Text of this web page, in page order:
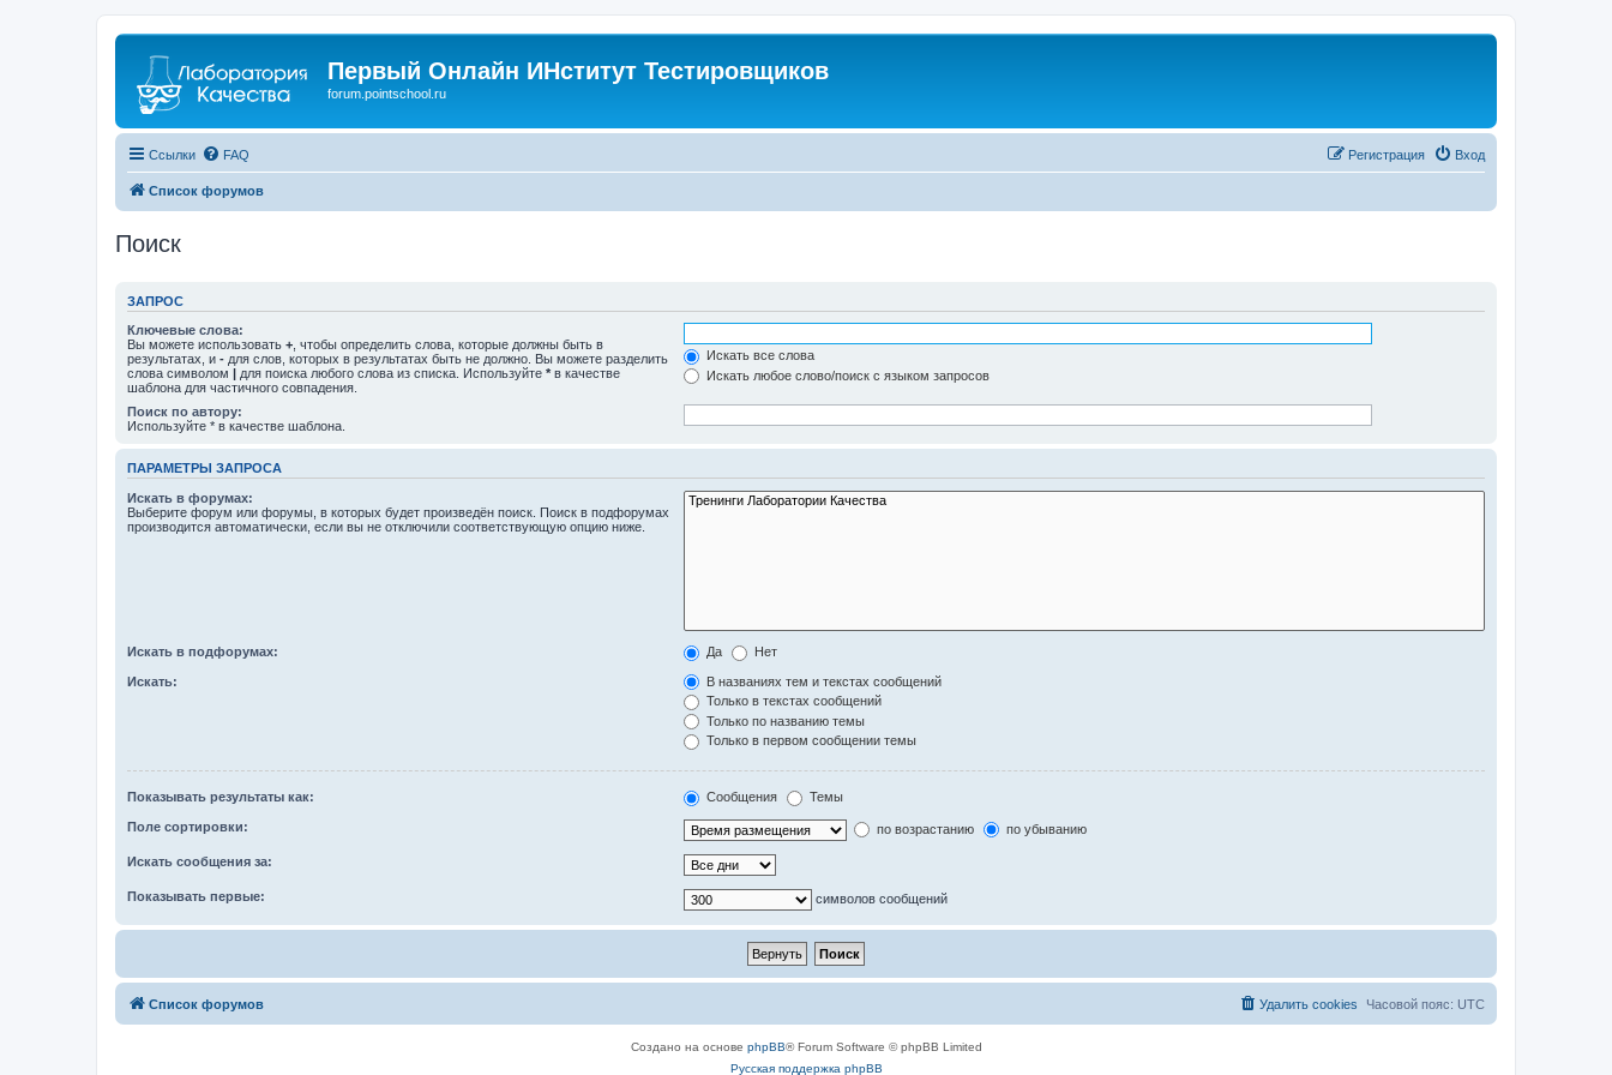
Первый Онлайн ИНститут Тестировщиков
forum.pointschool.ru
Ссылки FAQ Вход
Регистрация
Список форумов
Поиск
ЗАПРОС
Ключевые слова:
Вы можете использовать + , чтобы определить слова, которые должны быть в
результатах, и - для слов, которых в результатах быть не должно. Вы можете разделить
слова символом | для поиска любого слова из списка. Используйте * в качестве
шаблона для частичного совпадения.
Искать все слова
Искать любое слово/поиск с языком запросов
Поиск по автору:
Используйте * в качестве шаблона.
ПАРАМЕТРЫ ЗАПРОСА
Искать в форумах:
Выберите форум или форумы, в которых будет произведён поиск. Поиск в подфорумах
производится автоматически, если вы не отключили соответствующую опцию ниже.
Искать в подфорумах: Да Нет
Искать:
В названиях тем и текстах сообщений
Только в текстах сообщений
Только по названию темы
Только в первом сообщении темы
Показывать результаты как: Сообщения Темы
Поле сортировки: по возрастанию по убыванию
Искать сообщения за:
Показывать первые: символов сообщений
Список форумов Часовой пояс: UTC
Удалить cookies
Создано на основе phpBB® Forum Software © phpBB Limited
Русская поддержка phpBB